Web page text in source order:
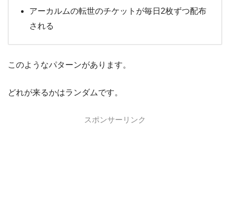
アーカルムの転世のチケットが毎日2枚ずつ配布
される
このようなパターンがあります。
どれが来るかはランダムです。
スポンサーリンク